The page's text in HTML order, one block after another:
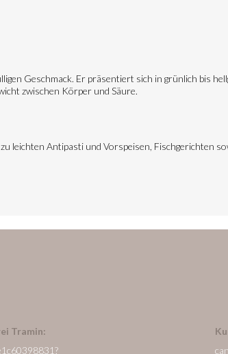
Geschmack. Er präsentiert sich in grünlich bis
zwischen Körper und Säure.
leichten Antipasti und Vorspeisen, Fischgerichten
Tramin: